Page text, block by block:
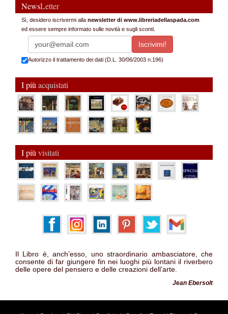
NewsLetter
Sì, desidero iscrivermi alla newsletter di www.libreriadellaspada.com
ed essere sempre informato sulle novità e sugli sconti.
Autorizzo il trattamento dei dati (D.L. 30/06/2003 n.196)
I più acquistati
I più visitati
Il Libro è, anch’esso, uno straordinario ambasciatore, che
consente di far giungere fin nei luoghi più lontani il riverbero
delle opere del pensiero e delle creazioni dell’arte.
Jean Ebersolt